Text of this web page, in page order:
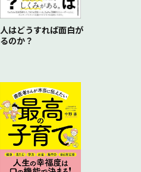
人はどうすれば面白が
るのか？